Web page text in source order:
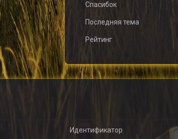
Спасибок
Последняя тема
Рейтинг
Идентификатор